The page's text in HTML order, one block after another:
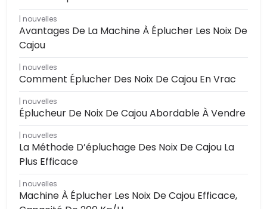
nouvelles
Avantages De La Machine À Éplucher Les Noix De
Cajou
nouvelles
Comment Éplucher Des Noix De Cajou En Vrac
nouvelles
Éplucheur De Noix De Cajou Abordable À Vendre
nouvelles
La Méthode D’épluchage Des Noix De Cajou La
Plus Efficace
nouvelles
Machine À Éplucher Les Noix De Cajou Efficace,